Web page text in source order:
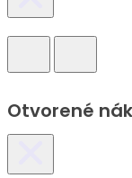
Otvorené